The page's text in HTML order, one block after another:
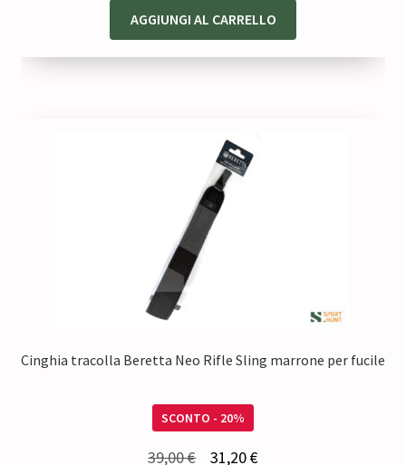
AGGIUNGI AL CARRELLO
Cinghia tracolla Beretta Neo Rifle Sling marrone per fucile
SCONTO - 20%
39,00€ 31,20€Il